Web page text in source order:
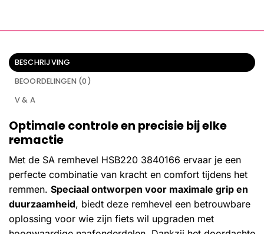
BESCHRIJVING
BEOORDELINGEN (0)
V & A
Optimale controle en precisie bij elke
remactie
Met de SA remhevel HSB220 3840166 ervaar je een
perfecte combinatie van kracht en comfort tijdens het
remmen. Speciaal ontworpen voor maximale grip en
duurzaamheid, biedt deze remhevel een betrouwbare
oplossing voor wie zijn fiets wil upgraden met